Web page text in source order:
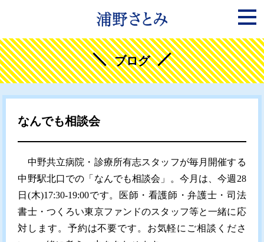
ブログ
なんでも相談会
中野共立病院・診療所有志スタッフが毎月開催する
中野駅北口での「なんでも相談会」。今月は、今週28
日(木)17:30-19:00です。医師・看護師・弁護士・司法
書士・つくろい東京ファンドのスタッフ等と一緒に応
対します。予約は不要です。お気軽にご相談くださ